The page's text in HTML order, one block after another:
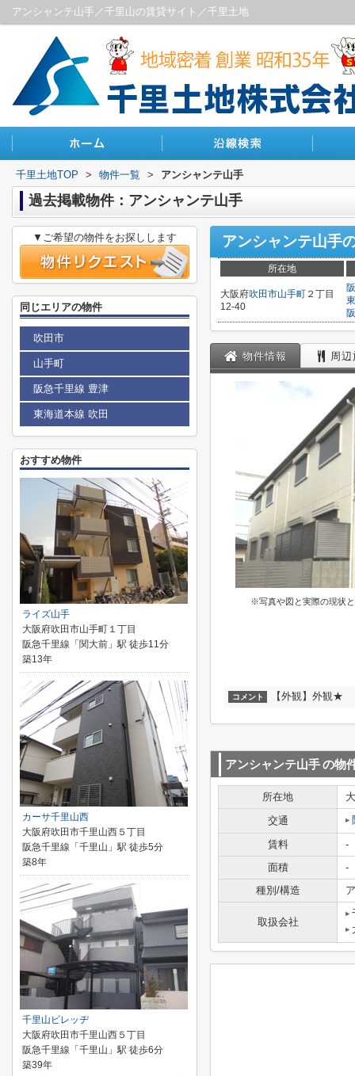
アンシャンテ山手／千里山の賃貸サイト／千里土地
千里土地TOP > 物件一覧 > アンシャンテ山手
過去掲載物件：アンシャンテ山手
アンシャンテ山手
所在地
大阪府吹田市山手町 ２丁目
12-40
物件情報 周
※写真や図と実際の現状
コメント 【外観】外観★
アンシャンテ山手の物
所在地
交通
賃料
-
面積
-
種別/構造
取扱会社
▼ご希望の物件をお探しします
同じエリアの物件
吹田市
山手町
阪急千里線 豊津
東海道本線 吹田
おすすめ物件
ライズ山手
大阪府吹田市山手町１丁目
阪急千里線「関大前」駅 徒歩11分
築13年
カーサ千里山西
大阪府吹田市千里山西５丁目
阪急千里線「千里山」駅 徒歩5分
築8年
千里山ビレッヂ
大阪府吹田市千里山西５丁目
阪急千里線「千里山」駅 徒歩6分
築39年